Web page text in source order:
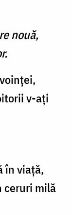
nouă,
v-aţi
în viață,
ceruri milă